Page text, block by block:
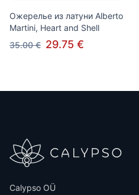
Ожерелье из латуни Alberto
Martini, Heart and Shell
35.00 € 29.75 €
Calypso OÜ